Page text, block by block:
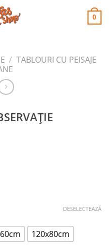
0
/ TABLOURI CU PEISAJE
120x80cm
DESELECTEAZĂ